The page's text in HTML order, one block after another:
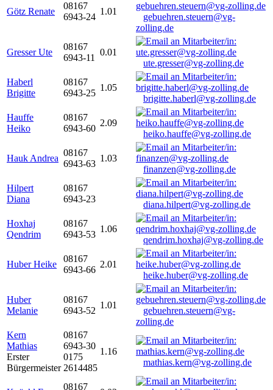
Götz Renate
08167
6943-24
1.01
gebuehren.steuern@vg-
zolling.de
Gresser Ute
08167
6943-11
0.01
ute.gresser@vg-zolling.de
Haberl
Brigitte
08167
6943-25
1.05
brigitte.haberl@vg-zolling.de
Hauffe
Heiko
08167
6943-60
2.09
heiko.hauffe@vg-zolling.de
Hauk Andrea
08167
6943-63
1.03
finanzen@vg-zolling.de
Hilpert
Diana
08167
6943-23
diana.hilpert@vg-zolling.de
Hoxhaj
Qendrim
08167
6943-53
1.06
qendrim.hoxhaj@vg-zolling.de
Huber Heike
08167
6943-66
2.01
heike.huber@vg-zolling.de
Huber
Melanie
08167
6943-52
1.01
gebuehren.steuern@vg-
zolling.de
Kern
Mathias
Erster
Bürgermeister
08167
6943-30
0175
2614485
1.16
mathias.kern@vg-zolling.de
08167